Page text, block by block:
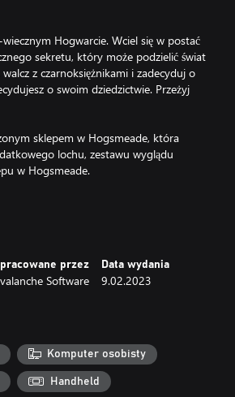
Hogwarcie. Wciel się w postać
sekretu, który może podzielić świat
z czarnoksiężnikami i zadecyduj o
o swoim dziedzictwie. Przeżyj
sklepem w Hogsmeade, która
lochu, zestawu wyglądu
w Hogsmeade.
dostępne dla wszystkich graczy:
i płaszcz więźnia Azkabanu,
kopię gry na Xbox One, możesz nabyć
X|S za niższą cenę.
przez
Software
Data wydania
9.02.2023
Komputer osobisty
Handheld